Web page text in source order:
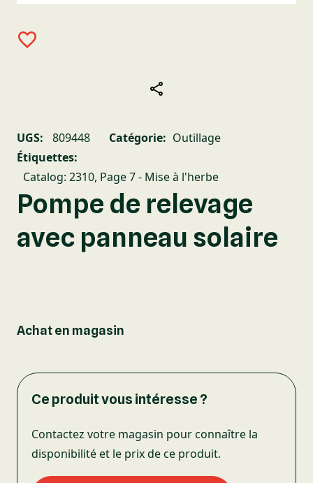
UGS: 809448 Catégorie: Outillage
Étiquettes:
Catalog: 2310, Page 7 - Mise à l'herbe
Pompe de relevage
avec panneau solaire
Achat en magasin
Ce produit vous intéresse ?
Contactez votre magasin pour connaître la
disponibilité et le prix de ce produit.